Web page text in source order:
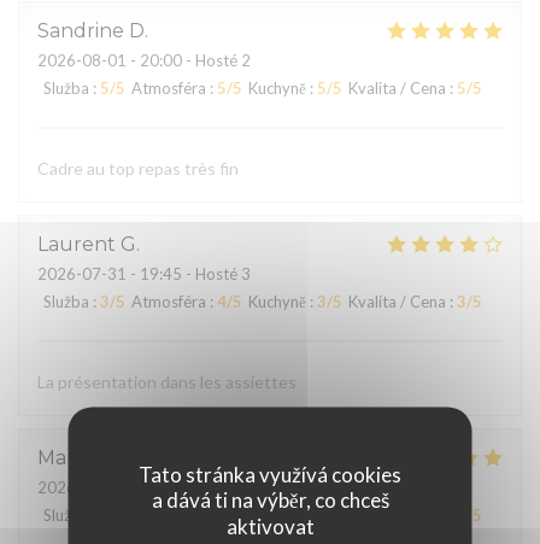
Tato stránka využívá cookies
a dává ti na výběr, co chceš
aktivovat
Sandrine D
2026-08-01 - 20:00 - Hosté 2
Služba : 5/5 Atmosféra : 5/5 Kuchyně : 5/5 Kvalita / Cena : 5/5
Cadre au top repas très fin
Laurent G
2026-07-31 - 19:45 - Hosté 3
Služba : 3/5 Atmosféra : 4/5 Kuchyně : 3/5 Kvalita / Cena : 3/5
La présentation dans les assiettes
Martine
2026-07-30
- 12:15 - Hosté 6
Služba
/5 Kuchyně : /5